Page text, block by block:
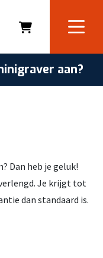
aan?
Dan heb je geluk!
Je krijgt tot
dan standaard is.